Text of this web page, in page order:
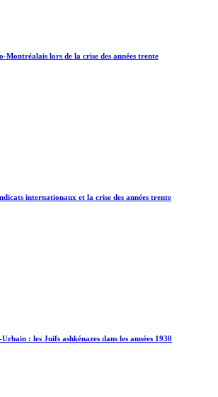
Montréalais lors de la crise des années trente
internationaux et la crise des années trente
: les Juifs ashkénazes dans les années 1930